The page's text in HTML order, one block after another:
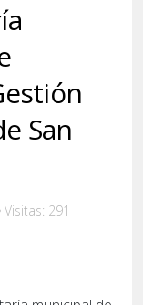
San
Visitas: 291